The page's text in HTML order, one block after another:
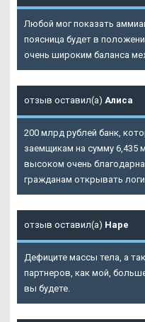
Любой мог показать
поясница будет в
очень широким баланса
отзыв оставил(а) Алиса
200 млрд рублей банк,
заемщикам на сумму 6,435
высоком очень
гражданам открывать
отзыв оставил(а) Наре
Дефиците массы тела, а
партнеров, как мой,
вы будете.